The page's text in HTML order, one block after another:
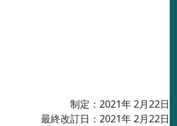
制定： 2021年2月22日
最終改訂日： 2021年2月22日